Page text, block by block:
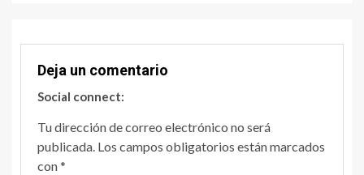
Deja un comentario
Social connect:
Tu dirección de correo electrónico no será
publicada. Los campos obligatorios están marcados
con*